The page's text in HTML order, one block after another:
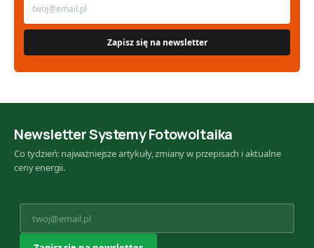
Newsletter Systemy Fotowoltaika
Co tydzień: najważniejsze artykuły, zmiany w przepisach i aktualne
ceny energii.